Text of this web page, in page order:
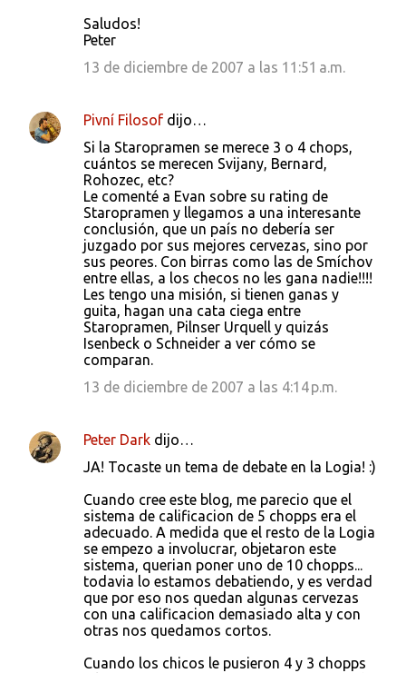
Saludos!
Peter
13 de diciembre de 2007 a las 11:51 a.m.
Pivní Filosof dijo…
Si la Staropramen se merece 3 o 4 chops,
cuántos se merecen Svijany, Bernard,
Rohozec, etc?
Le comenté a Evan sobre su rating de
Staropramen y llegamos a una interesante
conclusión, que un país no debería ser
juzgado por sus mejores cervezas, sino por
sus peores. Con birras como las de Smíchov
entre ellas, a los checos no les gana nadie!!!!
Les tengo una misión, si tienen ganas y
guita, hagan una cata ciega entre
Staropramen, Pilnser Urquell y quizás
Isenbeck o Schneider a ver cómo se
comparan.
13 de diciembre de 2007 a las 4:14 p.m.
Peter Dark dijo…
JA! Tocaste un tema de debate en la Logia! :)
Cuando cree este blog, me parecio que el
sistema de calificacion de 5 chopps era el
adecuado. A medida que el resto de la Logia
se empezo a involucrar, objetaron este
sistema, querian poner uno de 10 chopps...
todavia lo estamos debatiendo, y es verdad
que por eso nos quedan algunas cervezas
con una calificacion demasiado alta y con
otras nos quedamos cortos.
Cuando los chicos le pusieron 4 y 3 chopps